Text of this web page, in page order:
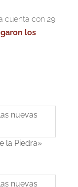
cuenta con 29
los
la Piedra»